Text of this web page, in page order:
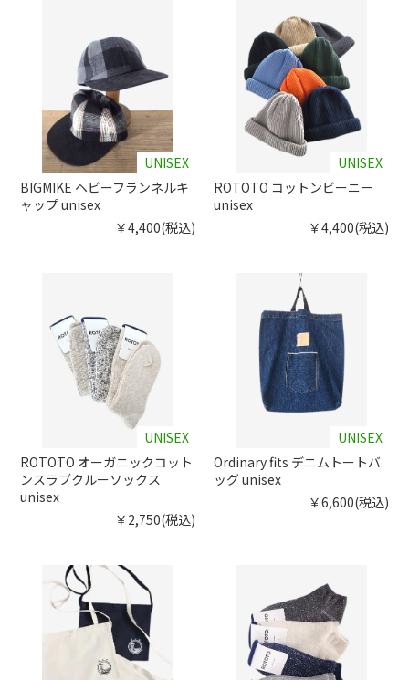
UNISEX
BIGMIKE ヘビーフランネルキ
ャップ unisex
￥4,400(税込)
UNISEX
ROTOTO コットンビーニー
unisex
￥4,400(税込)
UNISEX
ROTOTO オーガニックコット
ンスラブクルーソックス
unisex
￥2,750(税込)
UNISEX
Ordinary fits デニムトートバ
ッグ unisex
￥6,600(税込)